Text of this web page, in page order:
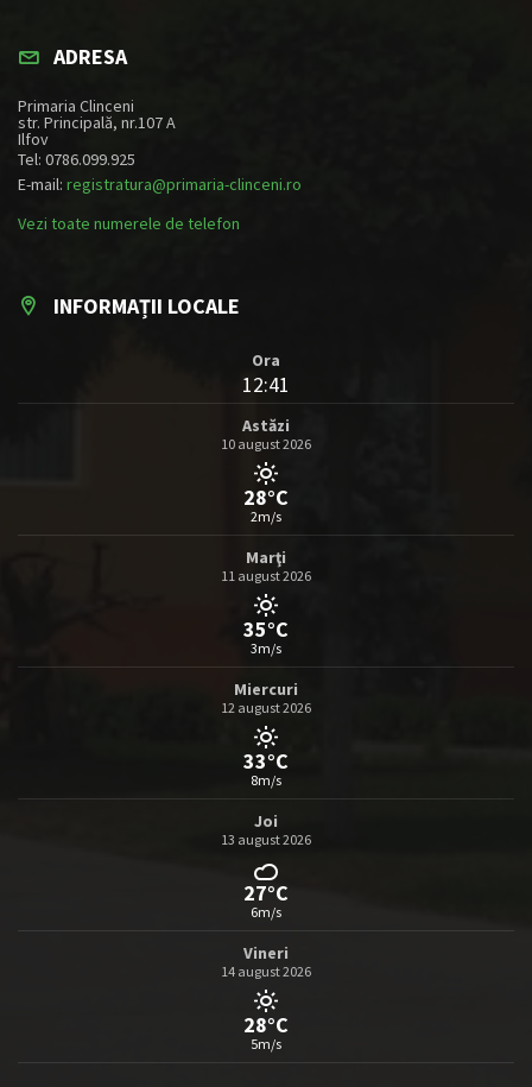
ADRESA
Primaria Clinceni
str. Principală, nr.107 A
Ilfov
Tel: 0786.099.925
E-mail: registratura@primaria-clinceni.ro
Vezi toate numerele de telefon
INFORMAȚII LOCALE
Ora
12:41
Astăzi
10 august 2026
28°C
2m/s
Marţi
11 august 2026
35°C
3m/s
Miercuri
12 august 2026
33°C
8m/s
Joi
13 august 2026
27°C
6m/s
Vineri
14 august 2026
28°C
5m/s